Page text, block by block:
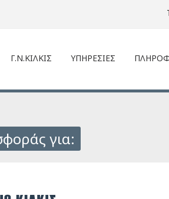
Γ.Ν.ΚΙΛΚΙΣ ΥΠΗΡΕΣΙΕΣ
για: